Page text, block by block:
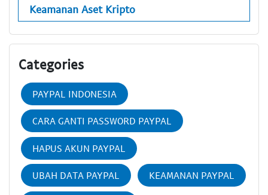
Keamanan Aset Kripto
Categories
PAYPAL INDONESIA
CARA GANTI PASSWORD PAYPAL
HAPUS AKUN PAYPAL
UBAH DATA PAYPAL KEAMANAN PAYPAL